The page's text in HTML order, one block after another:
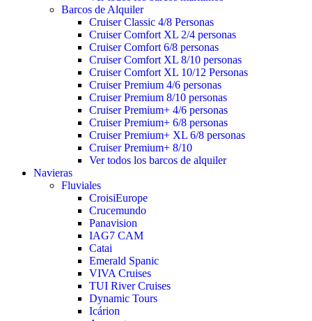
Barcos de Alquiler
Cruiser Classic 4/8 Personas
Cruiser Comfort XL 2/4 personas
Cruiser Comfort 6/8 personas
Cruiser Comfort XL 8/10 personas
Cruiser Comfort XL 10/12 Personas
Cruiser Premium 4/6 personas
Cruiser Premium 8/10 personas
Cruiser Premium+ 4/6 personas
Cruiser Premium+ 6/8 personas
Cruiser Premium+ XL 6/8 personas
Cruiser Premium+ 8/10
Ver todos los barcos de alquiler
Navieras
Fluviales
CroisiEurope
Crucemundo
Panavision
IAG7 CAM
Catai
Emerald Spanic
VIVA Cruises
TUI River Cruises
Dynamic Tours
Icárion